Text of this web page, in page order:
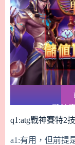
q1:atg戰神賽特2
a1:有用，但前提